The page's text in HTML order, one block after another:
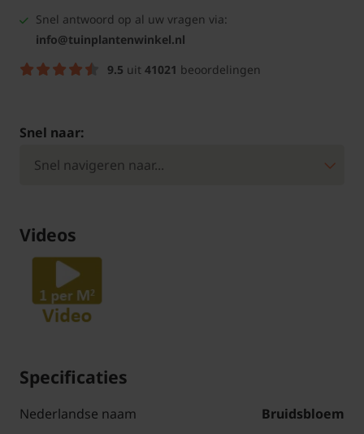
Snel antwoord op al uw vragen via:
info@tuinplantenwinkel.nl
9.5 uit 41021 beoordelingen
Snel naar:
Videos
Specificaties
Nederlandse naam Bruidsbloem